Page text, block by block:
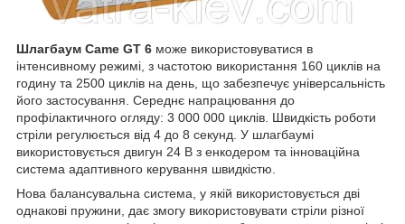
Шлагбаум Came GT 6 може використовуватися в
інтенсивному режимі, з частотою використання 160 циклів на
годину та 2500 циклів на день, що забезпечує універсальність
його застосування. Середнє напрацювання до
профілактичного огляду: 3 000 000 циклів. Швидкість роботи
стріли регулюється від 4 до 8 секунд. У шлагбаумі
використовується двигун 24 В з енкодером та інноваційна
система адаптивного керування швидкістю.
Нова балансувальна система, у якій використовується дві
однакові пружини, дає змогу використовувати стріли різної